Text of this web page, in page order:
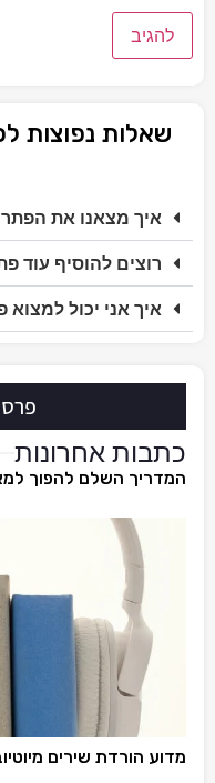
שאלות נפוצות
איך מצאנו את
רוצים להוסיף עוד
איך אני יכול
כתבות אחרונות
המדריך השלם להפוך
מדוע הורדת שירים